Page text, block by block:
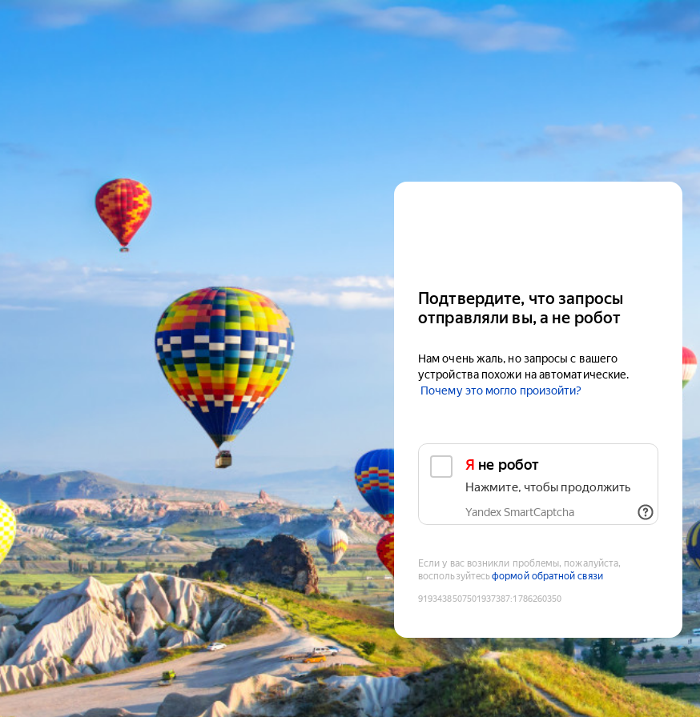
Подтвердите, что запросы
отправляли вы, а не робот
Нам очень жаль, но запросы с вашего
устройства похожи на автоматические.
Почему это могло произойти?
Я не робот
Нажмите, чтобы продолжить
Yandex SmartCaptcha
Если у вас возникли проблемы, пожалуйста,
воспользуйтесьформой обратной связи
9193438507501937387:1786260350